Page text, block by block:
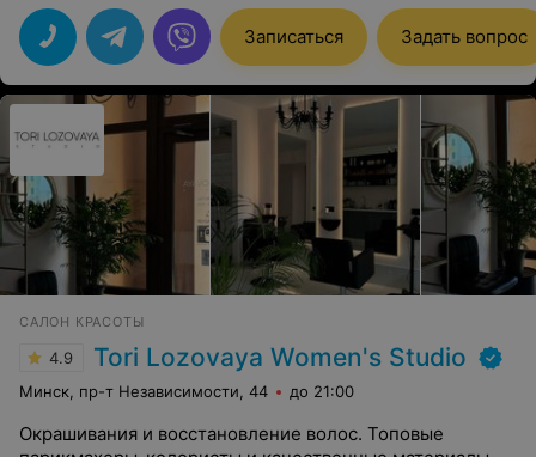
маникюр у Виктории. Молодая, очень старательная
девочка, любит свое дело, а это всегда приятно, когда
человеку нравится то, чем он занимается. Я довольна
результатом и сам салон-очень приятное место, все
доброжелательны и душевны. На фото только
некоторые работы Виктории, остальные фото к
сожалению не сохранила. Восторг! Салону -
процветания. И как пожелания - внедрить бонусы и
Записаться Задать вопрос
САЛОН КРАСОТЫ
4.9 Tori Lozovaya Women's Studio
Минск, пр-т Независимости, 44 до 21:00
Окрашивания и восстановление волос. Топовые